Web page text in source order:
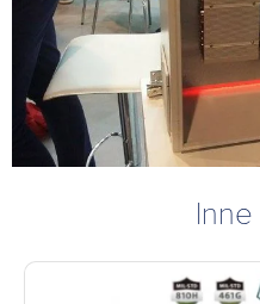
Inne